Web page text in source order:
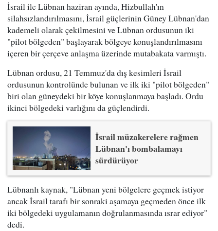
İsrail ile Lübnan haziran ayında, Hizbullah'ın
silahsızlandırılmasını, İsrail güçlerinin Güney Lübnan'dan
kademeli olarak çekilmesini ve Lübnan ordusunun iki
"pilot bölgeden" başlayarak bölgeye konuşlandırılmasını
içeren bir çerçeve anlaşma üzerinde mutabakata varmıştı.
Lübnan ordusu, 21 Temmuz'da dış kesimleri İsrail
ordusunun kontrolünde bulunan ve ilk iki "pilot bölgeden"
biri olan güneydeki bir köye konuşlanmaya başladı. Ordu
ikinci bölgedeki varlığını da güçlendirdi.
İsrail müzakerelere rağmen
Lübnan'ı bombalamayı
sürdürüyor
Lübnanlı kaynak, "Lübnan yeni bölgelere geçmek istiyor
ancak İsrail tarafı bir sonraki aşamaya geçmeden önce ilk
iki bölgedeki uygulamanın doğrulanmasında ısrar ediyor"
dedi.